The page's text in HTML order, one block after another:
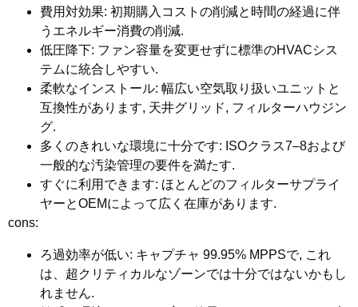
費用対効果: 初期購入コストの削減と時間の経過に伴
うエネルギー消費の削減.
低圧降下: ファン容量を変更せずに標準のHVACシス
テムに統合しやすい.
柔軟なインストール: 幅広い空気取り扱いユニットと
互換性があります, 天井グリッド, フィルターハウジン
グ.
多くのきれいな環境に十分です: ISOクラス7–8および
一般的な汚染管理の要件を満たす.
すぐに利用できます: ほとんどのフィルターサプライ
ヤーとOEMによって広く在庫があります.
cons:
ろ過効率が低い: キャプチャ 99.95% MPPSで, これ
は、超クリティカルなゾーンでは十分ではないかもし
れません.